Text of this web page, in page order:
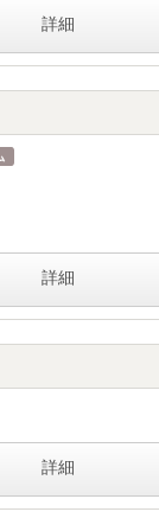
詳細
詳細
詳細